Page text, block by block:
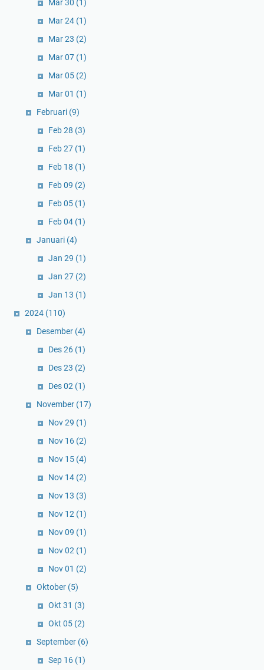
Mar 30 (1)
Mar 24 (1)
Mar 23 (2)
Mar 07 (1)
Mar 05 (2)
Mar 01 (1)
Februari (9)
Feb 28 (3)
Feb 27 (1)
Feb 18 (1)
Feb 09 (2)
Feb 05 (1)
Feb 04 (1)
Januari (4)
Jan 29 (1)
Jan 27 (2)
Jan 13 (1)
2024 (110)
Desember (4)
Des 26 (1)
Des 23 (2)
Des 02 (1)
November (17)
Nov 29 (1)
Nov 16 (2)
Nov 15 (4)
Nov 14 (2)
Nov 13 (3)
Nov 12 (1)
Nov 09 (1)
Nov 02 (1)
Nov 01 (2)
Oktober (5)
Okt 31 (3)
Okt 05 (2)
September (6)
Sep 16 (1)